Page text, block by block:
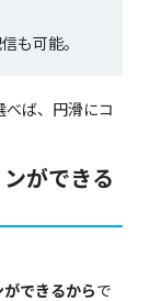
も可能。
ば、円滑にコ
ができる
できるからで